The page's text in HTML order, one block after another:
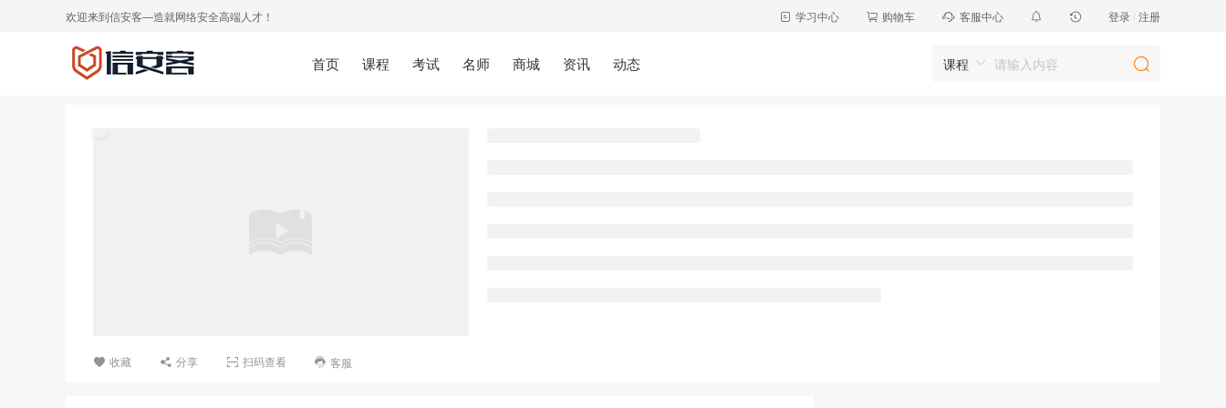
欢迎来到信安客—造就网络安全高端人才！ 学习中心 购物车 客服中心 登录 注册
首页 课程 考试 名师 商城 资讯 动态
收藏 分享 扫码查看 客服